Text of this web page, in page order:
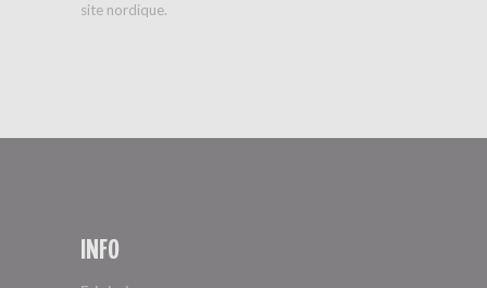
site nordique.
INFO